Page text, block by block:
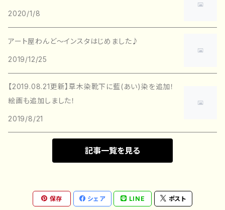
作者：翔
作者：Syohei
作者：たかのぶ
Tシャツ
シャツ
くつした
書籍
2020/1/8
アート屋わんど～インスタはじめました♪
2019/12/25
【2019.08.21更新】草木染靴下に藍(あい)染を追加！
絵画も追加しました！
2019/8/21
記事一覧を見る
保存 シェア LINE ポスト